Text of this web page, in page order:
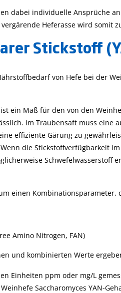
dabei individuelle Ansprüche
Heferasse wird somit
Stickstoff
von Hefe bei der
ein Maß für den von den
Im Traubensaft muss eine
effiziente Gärung zu
die Stickstoffverfügbarkeit
Schwefelwasserstoff
einen
Amino Nitrogen, FAN)
und kombinierten Werte
Einheiten ppm oder mg/L
Saccharomyces YAN-